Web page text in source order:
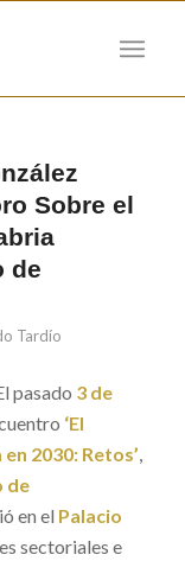
Sobre el
de
Tardío
pasado 3 de
‘El
2030: Retos’
de
en el Palacio
sectoriales e